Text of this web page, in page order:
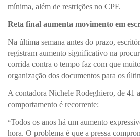
mínima, além de restrições no CPF.
Reta final aumenta movimento em
Na última semana antes do prazo,
registram aumento significativo na
corrida contra o tempo faz com que
organização dos documentos para os
A contadora Nichele Rodeghiero, de 41
comportamento é recorrente:
“Todos os anos há um aumento
hora. O problema é que a pressa